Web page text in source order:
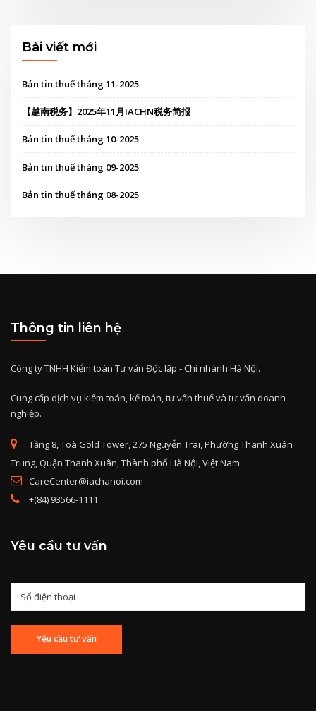
Bài viết mới
Bản tin thuế tháng 11-2025
【越南税务】2025年11月IACHN税务简报
Bản tin thuế tháng 10-2025
Bản tin thuế tháng 09-2025
Bản tin thuế tháng 08-2025
Thông tin liên hệ
Công ty TNHH Kiểm toán Tư vấn Độc lập - Chi nhánh Hà Nội.
Cung cấp dịch vụ kiểm toán, kế toán, tư vấn thuế và tư vấn doanh
nghiệp.
Tầng 8, Toà Gold Tower, 275 Nguyễn Trãi, Phường Thanh Xuân
Trung, Quận Thanh Xuân, Thành phố Hà Nội, Việt Nam
CareCenter@iachanoi.com
+(84) 93566-1111
Yêu cầu tư vấn